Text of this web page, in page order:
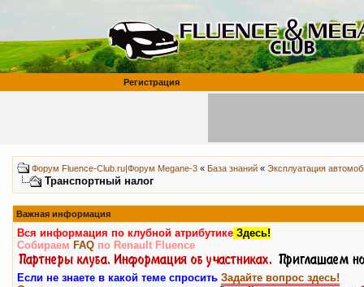
Регистрация
Форум Fluence-Club.ru|Форум Megane-3 « База знаний « Эксплуатация
Транспортный налог
Важная информация
Вся информация по клубной атрибутике Здесь!
Собираем FAQ по Renault Fluence
Если не знаете в какой теме спросить Задайте вопрос здесь!